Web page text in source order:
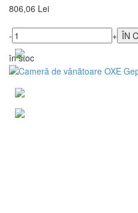
806,06 Lei
-
+
în stoc